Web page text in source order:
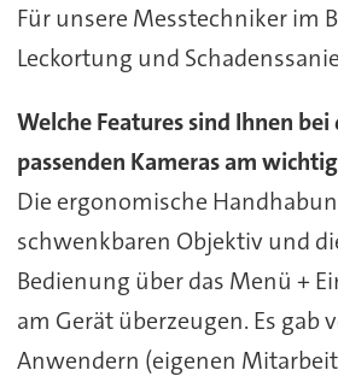
Für unsere Messtechniker im
Leckortung und
Welche Features sind Ihnen
passenden Kameras am
Die ergonomische
schwenkbaren Objektiv und
Bedienung über das Menü +
am Gerät überzeugen. Es gab
Anwendern (eigenen